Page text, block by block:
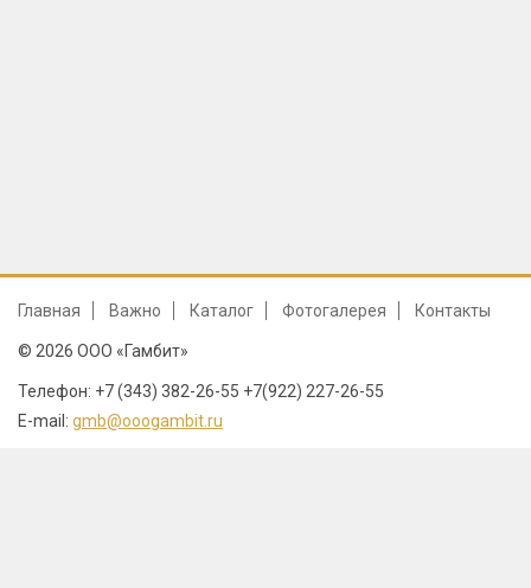
Главная Важно Каталог Фотогалерея Контакты
© 2026 ООО «Гамбит»
Телефон: +7 (343) 382-26-55 +7(922) 227-26-55
E-mail: gmb@ooogambit.ru